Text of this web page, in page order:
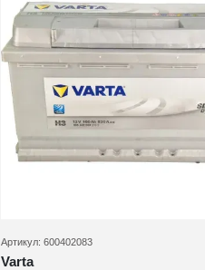
Артикул: 600402083
Varta